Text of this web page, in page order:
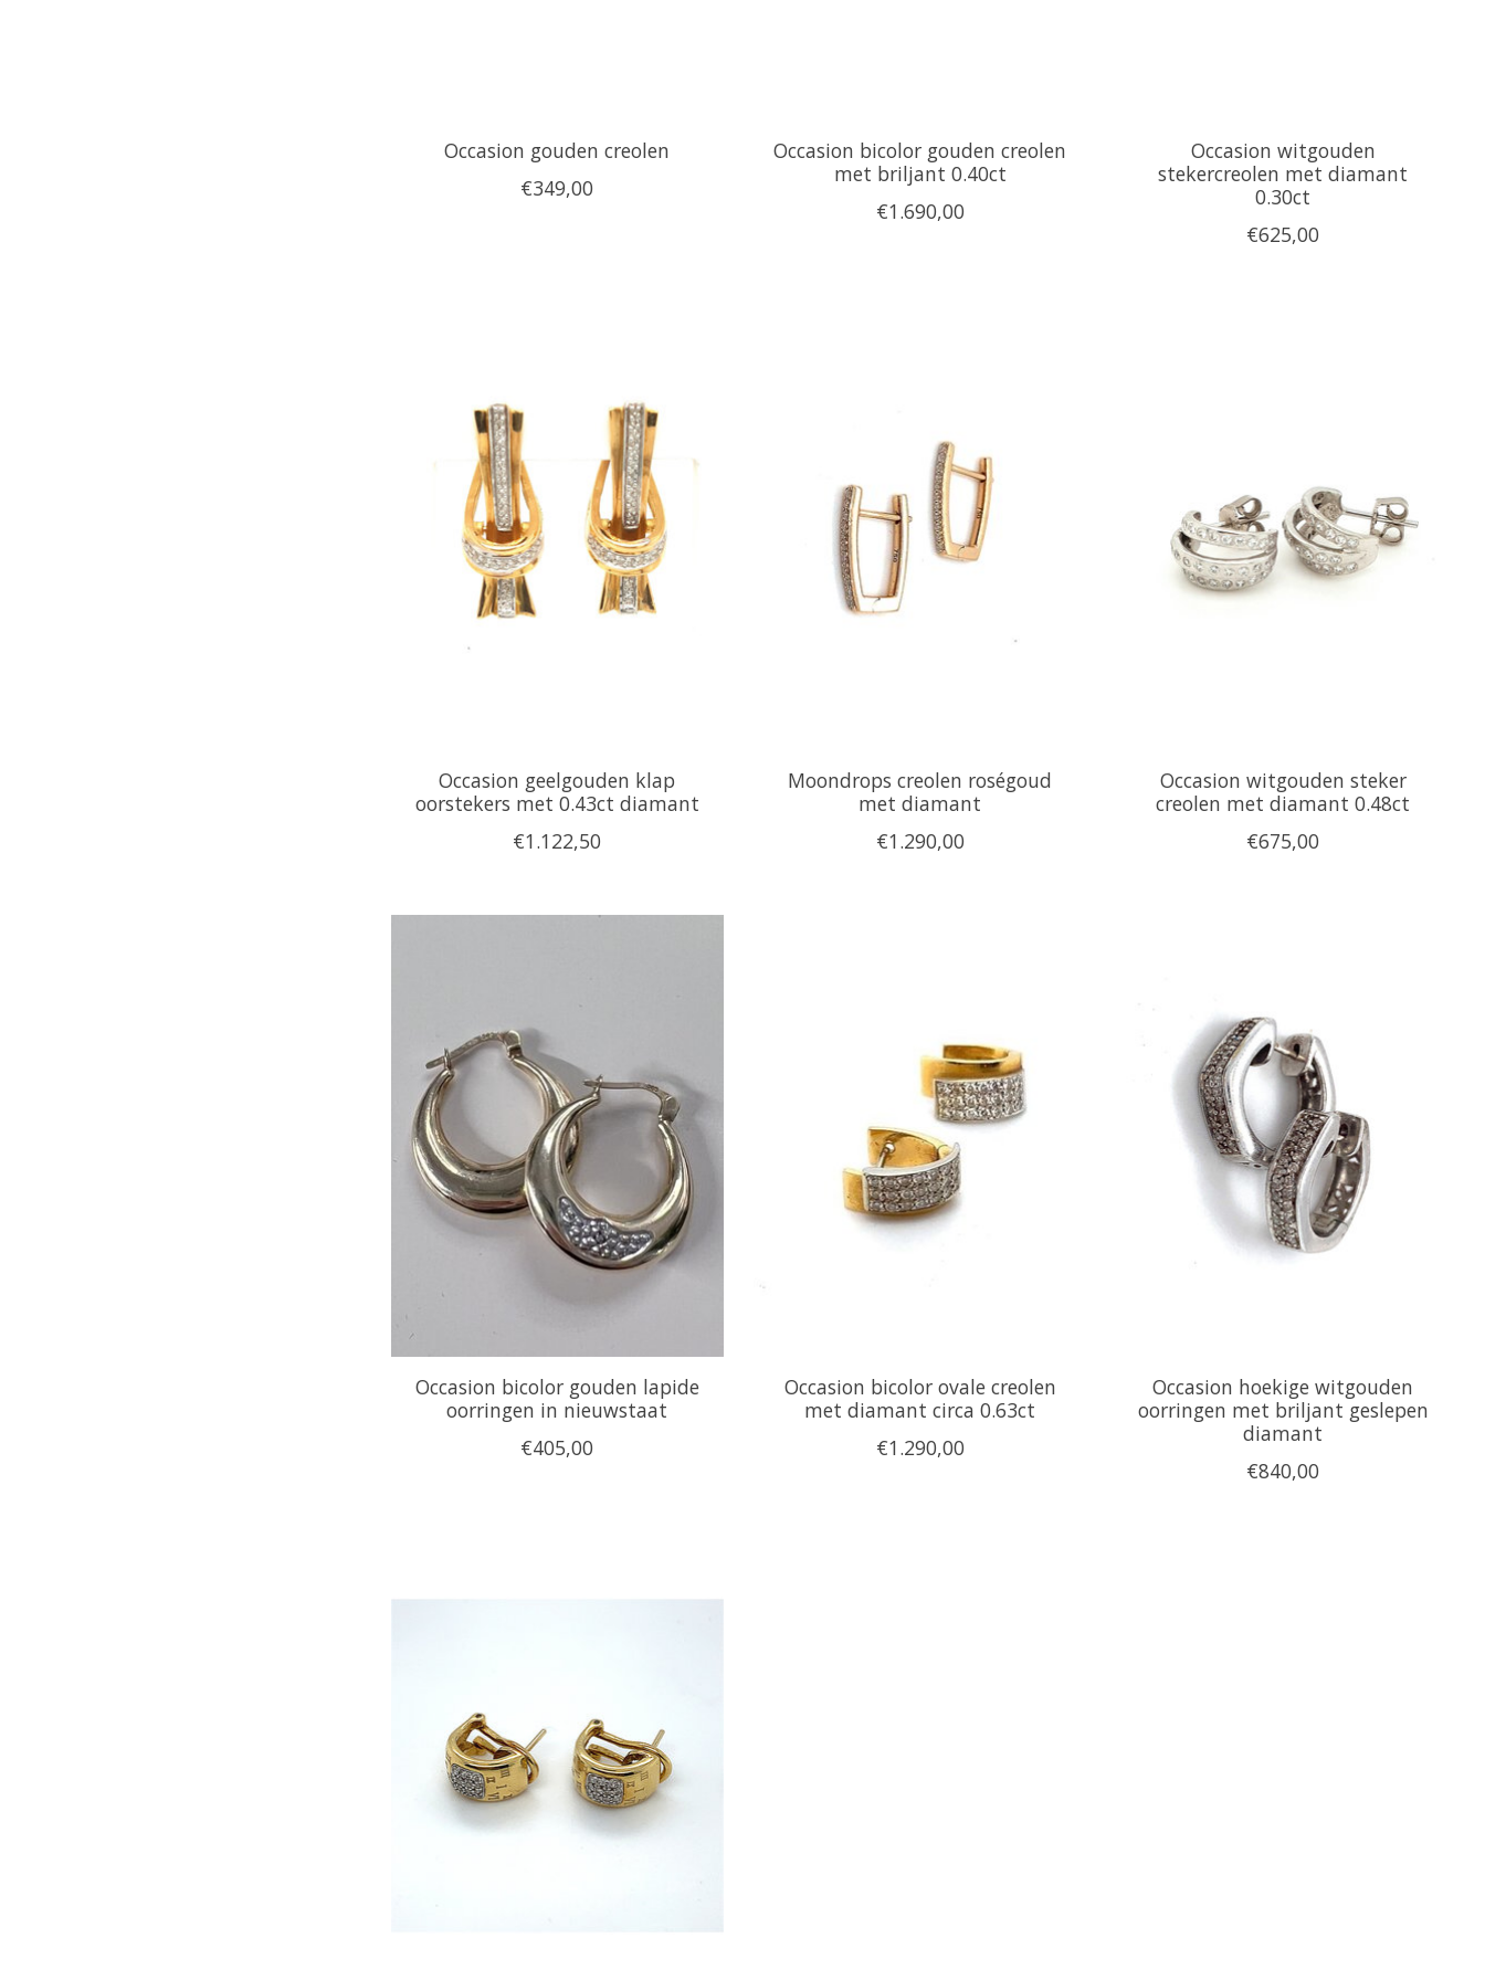
Occasion gouden creolen
€349,00
Occasion bicolor gouden creolen
met briljant 0.40ct
€1.690,00
Occasion witgouden
stekercreolen met diamant
0.30ct
€625,00
Occasion geelgouden klap
oorstekers met 0.43ct diamant
€1.122,50
Moondrops creolen roségoud
met diamant
€1.290,00
Occasion witgouden steker
creolen met diamant 0.48ct
€675,00
Occasion bicolor gouden lapide
oorringen in nieuwstaat
€405,00
Occasion bicolor ovale creolen
met diamant circa 0.63ct
€1.290,00
Occasion hoekige witgouden
oorringen met briljant geslepen
diamant
€840,00